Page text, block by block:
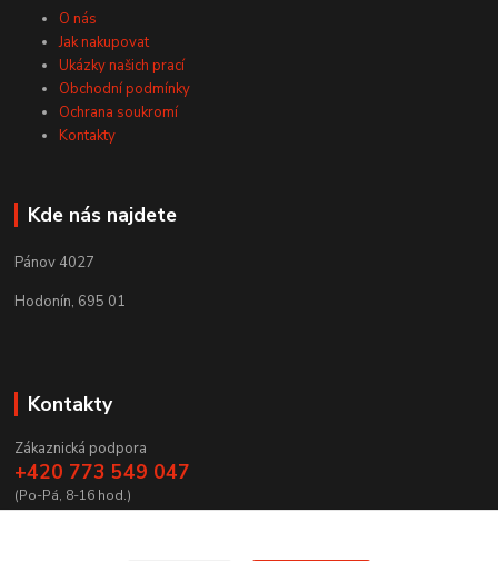
O nás
Jak nakupovat
Ukázky našich prací
Obchodní podmínky
Ochrana soukromí
Kontakty
Kde nás najdete
Pánov 4027
Hodonín, 695 01
Kontakty
Zákaznická podpora
+420 773 549 047
(Po-Pá, 8-16 hod.)